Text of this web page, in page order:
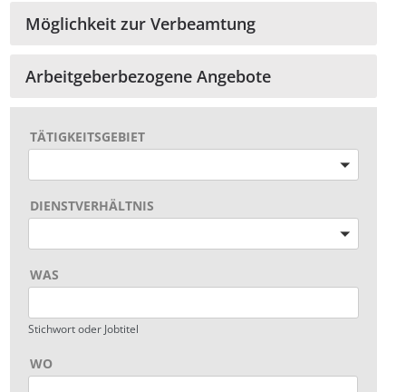
Möglichkeit zur Verbeamtung
Arbeitgeberbezogene Angebote
TÄTIGKEITSGEBIET
DIENSTVERHÄLTNIS
WAS
Stichwort oder Jobtitel
WO